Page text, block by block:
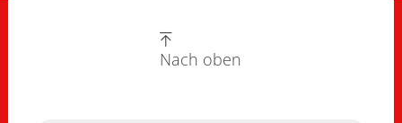
Nach oben